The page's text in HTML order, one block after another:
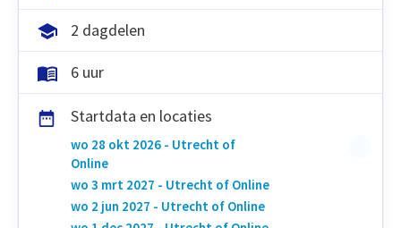
2 dagdelen
6 uur
Startdata en locaties
wo 28 okt 2026 - Utrecht of
Online
wo 3 mrt 2027 - Utrecht of Online
wo 2 jun 2027 - Utrecht of Online